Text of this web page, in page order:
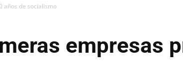
años de socialismo
empresas